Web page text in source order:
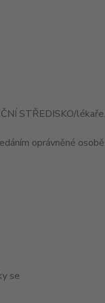
STŘEDISKO/lékaře.
oprávněné
se